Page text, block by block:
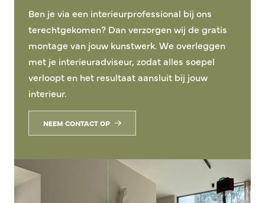
Ben je via een interieurprofessional bij ons
terechtgekomen? Dan verzorgen wij de gratis
montage van jouw kunstwerk. We overleggen
met je interieuradviseur, zodat alles soepel
verloopt en het resultaat aansluit bij jouw
interieur.
NEEM CONTACT OP